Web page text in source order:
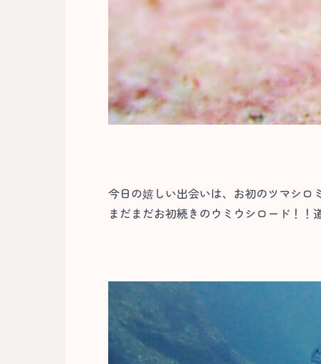
今日の嬉しい出会いは、お初のツマシロ
まだまだお初続きのウミウシロード！！